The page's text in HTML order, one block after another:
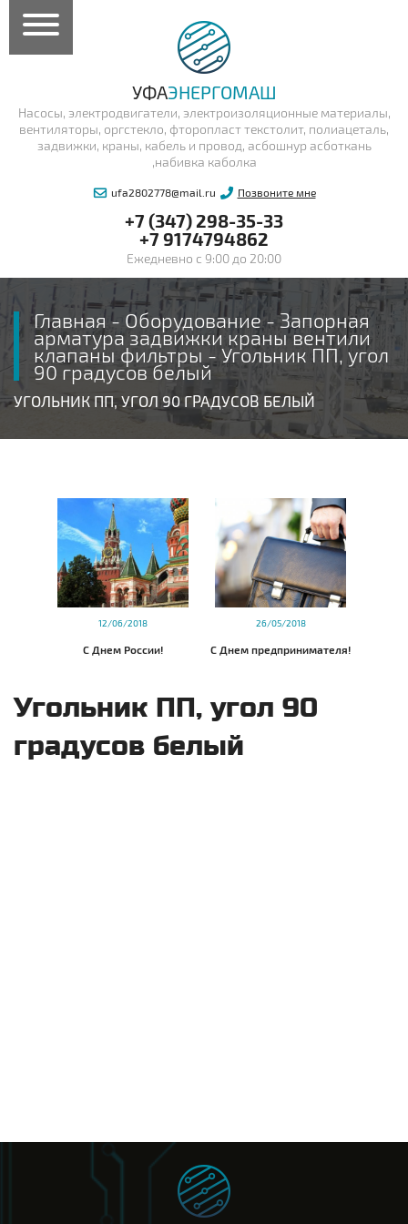
УФАЭНЕРГОМАШ
Насосы, электродвигатели, электроизоляционные материалы,
вентиляторы, оргстекло, фторопласт текстолит, полиацеталь,
задвижки, краны, кабель и провод, асбошнур асботкань
,набивка каболка
ufa2802778@mail.ru Позвоните мне
+7 (347) 298-35-33
+7 9174794862
Ежедневно с 9:00 до 20:00
Главная - Оборудование - Запорная
арматура задвижки краны вентили
клапаны фильтры - Угольник ПП, угол
90 градусов белый
УГОЛЬНИК ПП, УГОЛ 90 ГРАДУСОВ БЕЛЫЙ
12/06/2018
С Днем России!
26/05/2018
С Днем предпринимателя!
Угольник ПП, угол 90
градусов белый